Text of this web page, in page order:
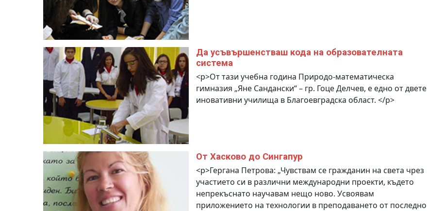
Да усъвършенстваш кода на образователната
система
<p>От тази учебна година Природо-математическа
гимназия „Яне Сандански“ – гр. Гоце Делчев, е едно от двете
иновативни училища в Благоевградска област. </p>
От Хасково до Сингапур
<p>Гергана Петрова: „Чувствам се гражданин на света чрез
участието си в различни международни проекти, където
непрекъснато научавам нещо ново. Усвоявам
приложението на технологии в преподаването от последно